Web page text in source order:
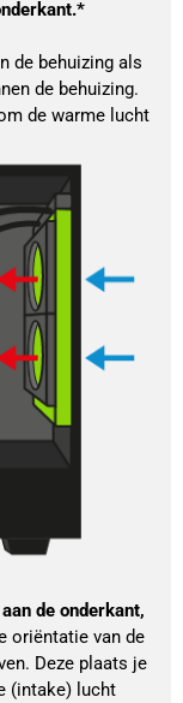
de behuizing als
de behuizing.
de warme lucht
de onderkant,
oriëntatie van de
Deze plaats je
(intake) lucht